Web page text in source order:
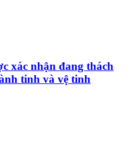
xác nhận đang thách
tinh và vệ tinh